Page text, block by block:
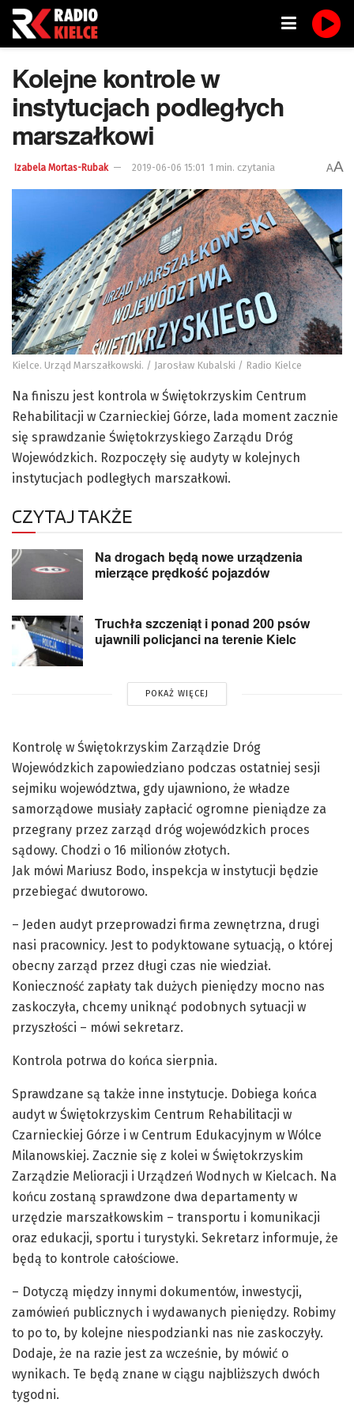
Kolejne kontrole w
instytucjach podległych
marszałkowi
Izabela Mortas-Rubak 2019-06-06 15:01 1 min. czytania AA
Kielce. Urząd Marszałkowski. / Jarosław Kubalski / Radio Kielce
Na finiszu jest kontrola w Świętokrzyskim Centrum
Rehabilitacji w Czarnieckiej Górze, lada moment zacznie
się sprawdzanie Świętokrzyskiego Zarządu Dróg
Wojewódzkich. Rozpoczęły się audyty w kolejnych
instytucjach podległych marszałkowi.
CZYTAJ TAKŻE
Na drogach będą nowe urządzenia
mierzące prędkość pojazdów
Truchła szczeniąt i ponad 200 psów
ujawnili policjanci na terenie Kielc
POKAŻ WIĘCEJ
Kontrolę w Świętokrzyskim Zarządzie Dróg
Wojewódzkich zapowiedziano podczas ostatniej sesji
sejmiku województwa, gdy ujawniono, że władze
samorządowe musiały zapłacić ogromne pieniądze za
przegrany przez zarząd dróg wojewódzkich proces
sądowy. Chodzi o 16 milionów złotych.
Jak mówi Mariusz Bodo, inspekcja w instytucji będzie
przebiegać dwutorowo.
– Jeden audyt przeprowadzi firma zewnętrzna, drugi
nasi pracownicy. Jest to podyktowane sytuacją, o której
obecny zarząd przez długi czas nie wiedział.
Konieczność zapłaty tak dużych pieniędzy mocno nas
zaskoczyła, chcemy uniknąć podobnych sytuacji w
przyszłości – mówi sekretarz.
Kontrola potrwa do końca sierpnia.
Sprawdzane są także inne instytucje. Dobiega końca
audyt w Świętokrzyskim Centrum Rehabilitacji w
Czarnieckiej Górze i w Centrum Edukacyjnym w Wólce
Milanowskiej. Zacznie się z kolei w Świętokrzyskim
Zarządzie Melioracji i Urządzeń Wodnych w Kielcach. Na
końcu zostaną sprawdzone dwa departamenty w
urzędzie marszałkowskim – transportu i komunikacji
oraz edukacji, sportu i turystyki. Sekretarz informuje, że
będą to kontrole całościowe.
– Dotyczą między innymi dokumentów, inwestycji,
zamówień publicznych i wydawanych pieniędzy. Robimy
to po to, by kolejne niespodzianki nas nie zaskoczyły.
Dodaje, że na razie jest za wcześnie, by mówić o
wynikach. Te będą znane w ciągu najbliższych dwóch
tygodni.